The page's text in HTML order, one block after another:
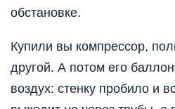
обстановке.
Купили вы компрессор,
другой. А потом его
воздух: стенку пробило и